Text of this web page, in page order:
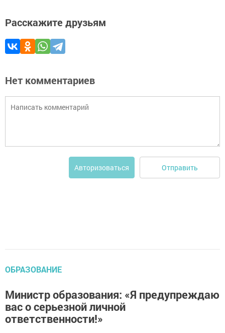
Расскажите друзьям
Нет комментариев
Авторизоваться Отправить
ОБРАЗОВАНИЕ
Министр образования: «Я предупреждаю
вас о серьезной личной
ответственности!»